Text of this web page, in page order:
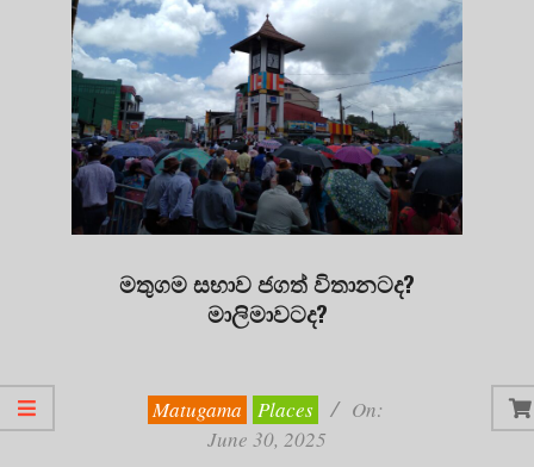
මතුගම සභාව ජගත් විතානටද?
මාලිමාවටද?
Matugama Places
On:
June 30, 2025